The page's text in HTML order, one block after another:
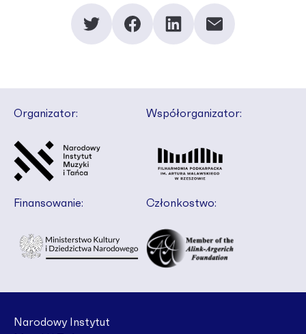
Organizator: Współorganizator:
Finansowanie: Członkostwo:
Narodowy Instytut